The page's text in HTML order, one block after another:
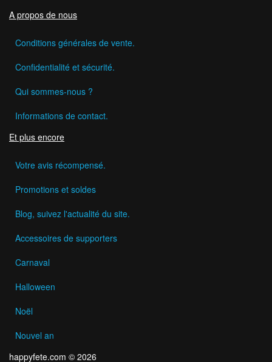
A propos de nous
Conditions générales de vente.
Confidentialité et sécurité.
Qui sommes-nous ?
Informations de contact.
Et plus encore
Votre avis récompensé.
Promotions et soldes
Blog, suivez l'actualité du site.
Accessoires de supporters
Carnaval
Halloween
Noël
Nouvel an
happyfete.com © 2026